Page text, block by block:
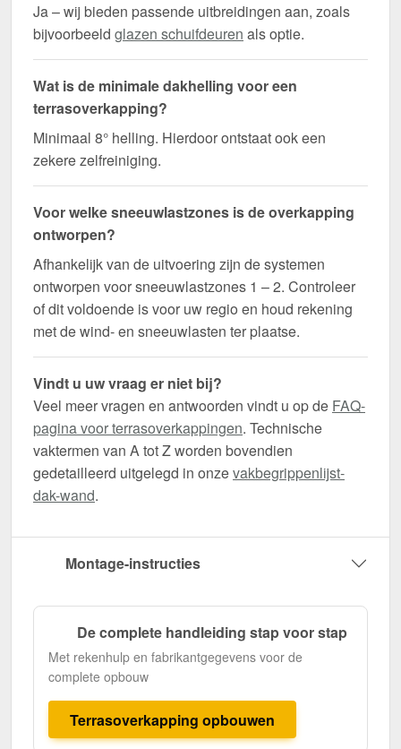
Ja – wij bieden passende uitbreidingen aan, zoals
bijvoorbeeld glazen schuifdeuren als optie.
Wat is de minimale dakhelling voor een
terrasoverkapping?
Minimaal 8° helling. Hierdoor ontstaat ook een
zekere zelfreiniging.
Voor welke sneeuwlastzones is de overkapping
ontworpen?
Afhankelijk van de uitvoering zijn de systemen
ontworpen voor sneeuwlastzones 1 – 2. Controleer
of dit voldoende is voor uw regio en houd rekening
met de wind- en sneeuwlasten ter plaatse.
Vindt u uw vraag er niet bij?
Veel meer vragen en antwoorden vindt u op de FAQ-
pagina voor terrasoverkappingen. Technische
vaktermen van A tot Z worden bovendien
gedetailleerd uitgelegd in onzevakbegrippenlijst-
dak-wand.
Montage-instructies
De complete handleiding stap voor stap
Met rekenhulp en fabrikantgegevens voor de
complete opbouw
Terrasoverkapping opbouwen